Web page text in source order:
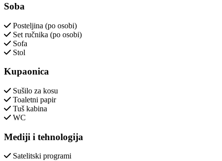
Soba
Posteljina (po osobi)
Set ručnika (po osobi)
Sofa
Stol
Kupaonica
Sušilo za kosu
Toaletni papir
Tuš kabina
WC
Mediji i tehnologija
Satelitski programi